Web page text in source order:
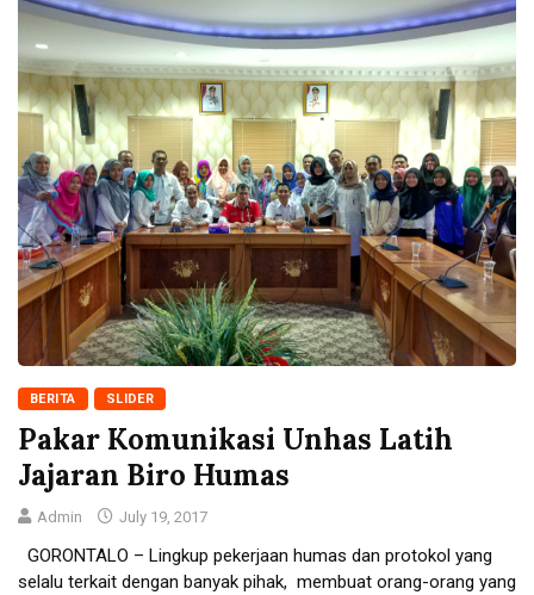
BERITA SLIDER
Pakar Komunikasi Unhas Latih
Jajaran Biro Humas
Admin July 19, 2017
GORONTALO – Lingkup pekerjaan humas dan protokol yang
selalu terkait dengan banyak pihak, membuat orang-orang yang